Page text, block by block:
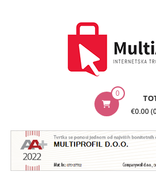
Internetska
trgovina
alata
0
€0.00